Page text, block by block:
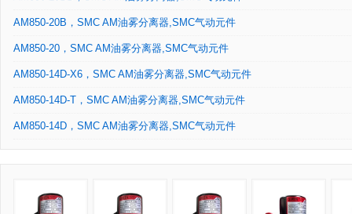
AM850-20B，SMC AM油雾分离器,SMC气动元件
AM850-20，SMC AM油雾分离器,SMC气动元件
AM850-14D-X6，SMC AM油雾分离器,SMC气动元件
AM850-14D-T，SMC AM油雾分离器,SMC气动元件
AM850-14D，SMC AM油雾分离器,SMC气动元件